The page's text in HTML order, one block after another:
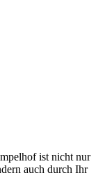
ist nicht nur
auch durch Ihr